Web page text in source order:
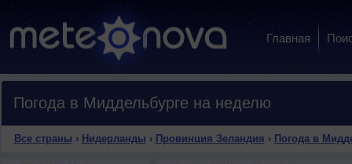
Главная
Погода в Миддельбурге на неделю
Все страны › Нидерланды › Провинция Зеландия › Погода в